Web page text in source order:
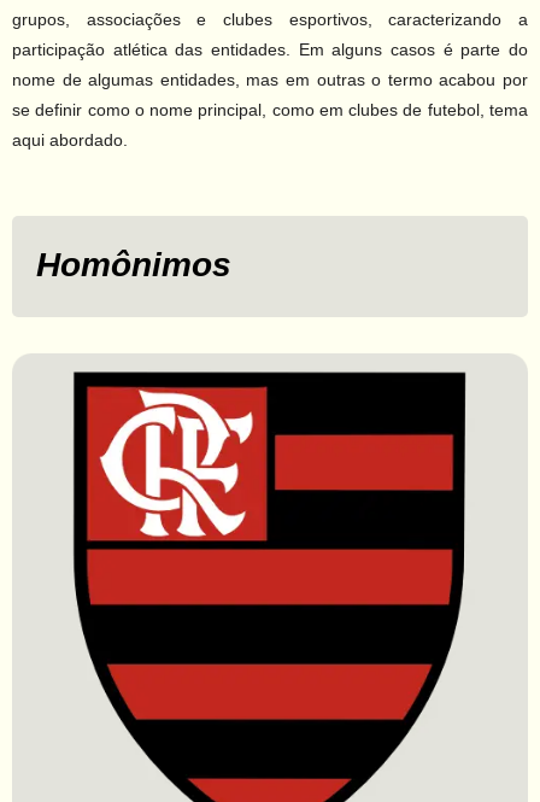
grupos, associações e clubes esportivos, caracterizando a
participação atlética das entidades. Em alguns casos é parte do
nome de algumas entidades, mas em outras o termo acabou por
se definir como o nome principal, como em clubes de futebol, tema
aqui abordado.
Homônimos